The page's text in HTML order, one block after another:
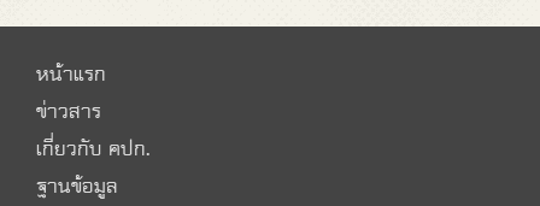
หน้าแรก
ข่าวสาร
เกี่ยวกับ คปก.
ฐานข้อมูล